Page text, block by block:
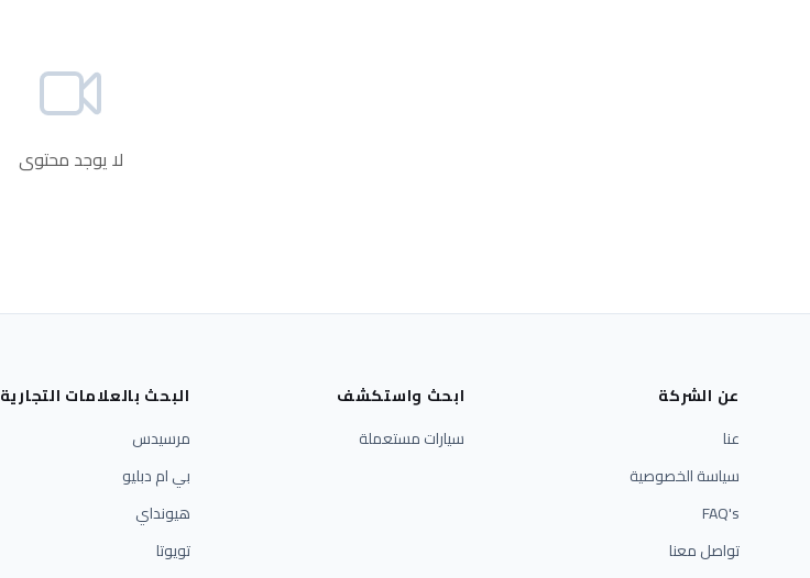
لا يوجد محتوى
عن الشركة
عنا
سياسة الخصوصية
FAQ's
تواصل معنا
ابحث واستكشف
سيارات مستعملة
البحث بالعلامات التجارية
مرسيدس
بي ام دبليو
هيونداي
تويوتا